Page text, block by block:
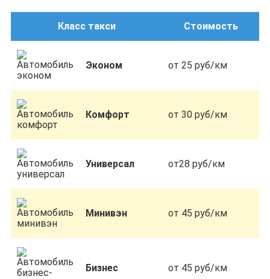
Класс такси Стоимость
Эконом от 25 руб/км
Комфорт от 30 руб/км
Универсал от28 руб/км
Минивэн от 45 руб/км
Бизнес от 45 руб/км